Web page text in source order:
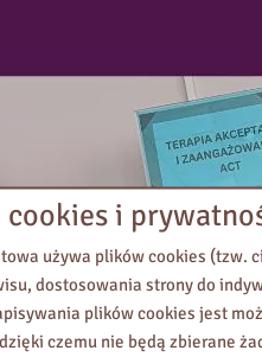
i
używa plików cookies (tzw.
dostosowania strony do
plików cookies jest
czemu nie będą zbierane